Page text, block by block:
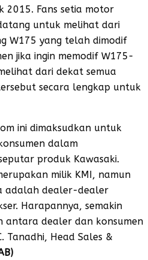
2015. Fans setia motor
untuk melihat dari
W175 yang telah dimodif
jika ingin memodif W175-
dari dekat semua
secara lengkap untuk
ini dimaksudkan untuk
dalam
produk Kawasaki.
milik KMI, namun
adalah dealer-dealer
Harapannya, semakin
antara dealer dan konsumen
Tanadhi, Head Sales &